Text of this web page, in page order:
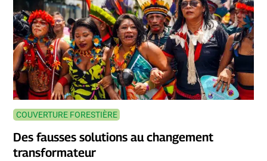
COUVERTURE FORESTIÈRE
Des fausses solutions au changement
transformateur